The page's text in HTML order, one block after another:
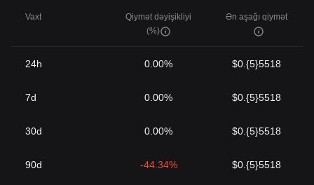
Vaxt
Qiymət dəyişikliyi
(%)
Ən aşağı qiymət
24h 0.00% $0.{5}5518
7d 0.00% $0.{5}5518
30d 0.00% $0.{5}5518
90d -44.34% $0.{5}5518